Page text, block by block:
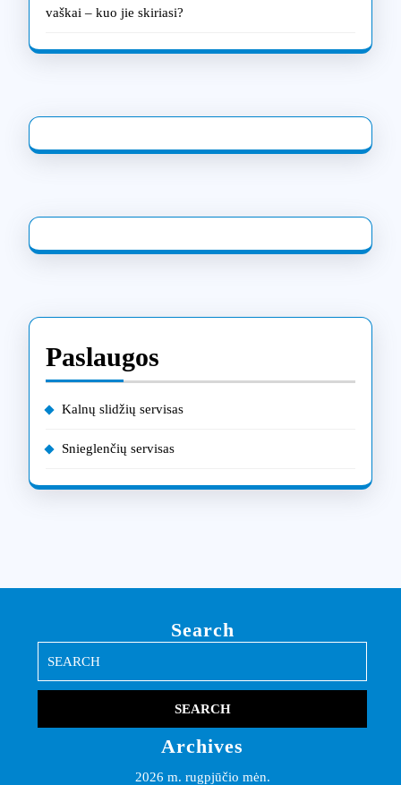
vaškai – kuo jie skiriasi?
Paslaugos
Kalnų slidžių servisas
Snieglenčių servisas
Search
for:
Archives
2026 m. rugpjūčio mėn.